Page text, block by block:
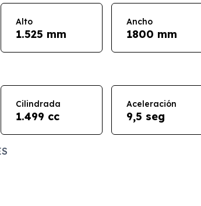
Alto
1.525 mm
Ancho
1800 mm
Cilindrada
1.499 cc
Aceleración
9,5 seg